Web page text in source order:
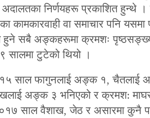
निर्णयहरू प्रकाशित हुन्थे ।
कामकारवाही वा समाचार पनि यसमा
हुने सबै अङ्कहरूमा क्रमशः
टुटेको थियो ।
साल फागुनलाई अङ्क १, चैतलाई
अङ्क ३ भनिएको र क्रमश:
साल वैशाख, जेठ र असारमा कुनै